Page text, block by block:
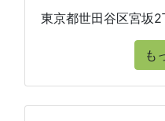
東京都世田谷区宮坂
も